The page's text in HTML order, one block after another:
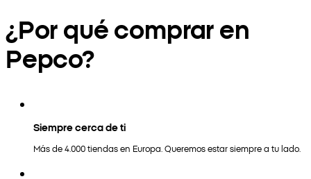
¿Por qué comprar en
Pepco?
Siempre cerca de ti
Más de 4.000 tiendas en Europa. Queremos estar siempre a tu lado.